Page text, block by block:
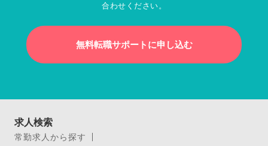
合わせください。
無料転職サポートに申し込む
求人検索
常勤求人から探す